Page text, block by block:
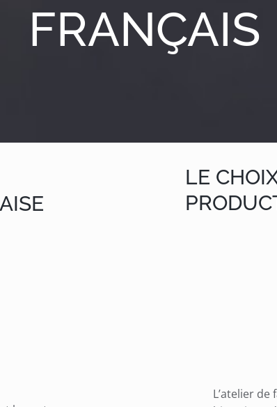
FRANÇAIS
LE
L’atelier